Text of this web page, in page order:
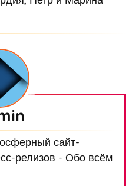
сайт-
релизов - Обо всём